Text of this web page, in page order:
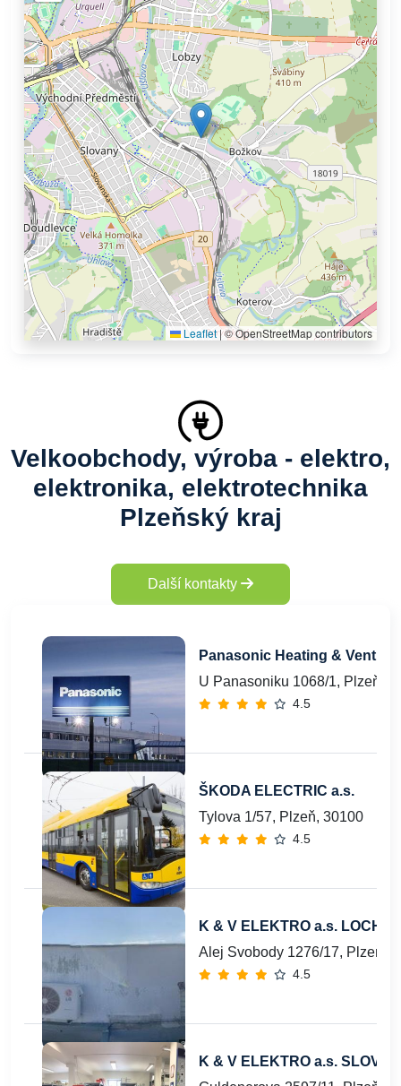
Leaflet |© OpenStreetMap contributors
Velkoobchody, výroba - elektro,
elektronika, elektrotechnika
Plzeňský kraj
Další kontakty
Panasonic Heating &
U Panasoniku 1068/1, Plzeň,
4.5
ŠKODA ELECTRIC a.s.
Tylova 1/57, Plzeň, 30100
4.5
K & V ELEKTRO a.s.
Alej Svobody 1276/17, Plzeň,
4.5
K & V ELEKTRO a.s.